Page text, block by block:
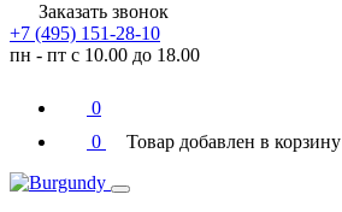
Заказать звонок
+7 (495) 151-28-10
пн - пт с 10.00 до 18.00
0
0
Товар добавлен в корзину